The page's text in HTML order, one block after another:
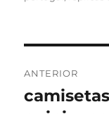
de
ANTERIOR
Entrada